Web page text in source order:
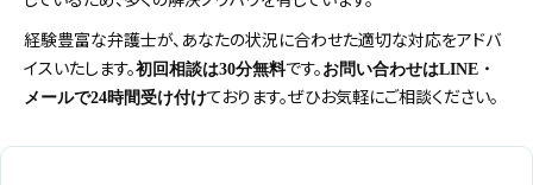
経験豊富な弁護士が、あなたの状況に合わせた適切な対応をアドバ
イスいたします。初回相談は30分無料です。 お問い合わせはLINE・
メールで24時間受け付けております。ぜひお気軽にご相談ください。